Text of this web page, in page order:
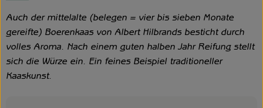
Auch der mittelalte (belegen = vier bis sieben Monate
gereifte) Boerenkaas von Albert Hilbrands besticht durch
volles Aroma. Nach einem guten halben Jahr Reifung stellt
sich die Würze ein. Ein feines Beispiel traditioneller
Kaaskunst.